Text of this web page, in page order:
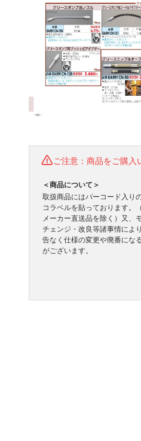
ご注意：商品をご購入
＜商品について＞
取扱商品にはバーコード入り
コラベルを貼っております。
メーカー直送品を除く）又、
チェンジ・改良等諸事情によ
告なく仕様の変更や廃番にな
がございます。